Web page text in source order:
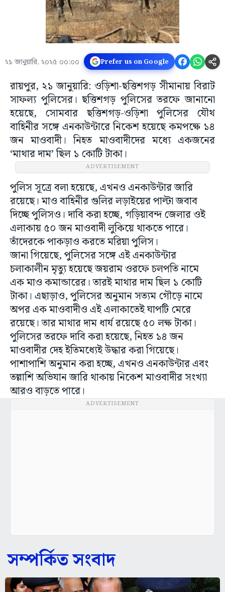
২১ জানুয়ারি, ২০২৫ ০০:০০ Prefer us on Google
রায়পুর, ২১ জানুয়ারি: ওড়িশা-ছত্তিশগড় সীমানায় বিরাট
সাফল্য পুলিসের। ছত্তিশগড় পুলিসের তরফে জানানো
হয়েছে, সোমবার ছত্তিশগড়-ওড়িশা পুলিসের যৌথ
বাহিনীর সঙ্গে এনকাউন্টারে নিকেশ হয়েছে কমপক্ষে ১৪
জন মাওবাদী। নিহত মাওবাদীদের মধ্যে একজনের
‘মাথার দাম’ ছিল ১ কোটি টাকা।
ADVERTISEMENT
পুলিস সূত্রে বলা হয়েছে, এখনও এনকাউন্টার জারি
রয়েছে। মাও বাহিনীর গুলির লড়াইয়ের পাল্টা জবাব
দিচ্ছে পুলিসও। দাবি করা হচ্ছে, গড়িয়াবন্দ জেলার ওই
এলাকায় ৫০ জন মাওবাদী লুকিয়ে থাকতে পারে।
তাঁদেরকে পাকড়াও করতে মরিয়া পুলিস।
জানা গিয়েছে, পুলিসের সঙ্গে এই এনকাউন্টার
চলাকালীন মৃত্যু হয়েছে জয়রাম ওরফে চলপতি নামে
এক মাও কমান্ডারের। তারই মাথার দাম ছিল ১ কোটি
টাকা। এছাড়াও, পুলিসের অনুমান সত্যম গৌড়ে নামে
অপর এক মাওবাদীও এই এলাকাতেই ঘাপটি মেরে
রয়েছে। তার মাথার দাম ধার্য রয়েছে ৫০ লক্ষ টাকা।
পুলিসের তরফে দাবি করা হয়েছে, নিহত ১৪ জন
মাওবাদীর দেহ ইতিমধ্যেই উদ্ধার করা গিয়েছে।
পাশাপাশি অনুমান করা হচ্ছে, এখনও এনকাউন্টার এবং
তল্লাশি অভিযান জারি থাকায় নিকেশ মাওবাদীর সংখ্যা
আরও বাড়তে পারে।
ADVERTISEMENT
সম্পর্কিত সংবাদ